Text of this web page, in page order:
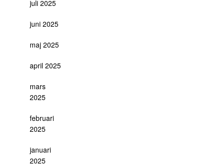
juli 2025
juni 2025
maj 2025
april 2025
mars
2025
februari
2025
januari
2025